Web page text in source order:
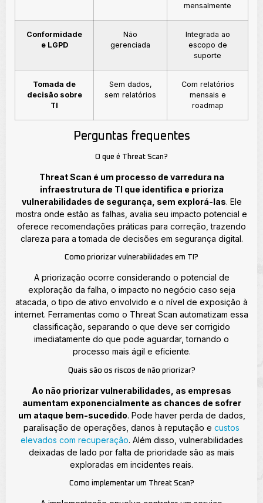
mensalmente
Conformidade
e LGPD
Não
gerenciada
Integrada ao
escopo de
suporte
Tomada de
decisão sobre
TI
Sem dados,
sem relatórios
Com relatórios
mensais e
roadmap
Perguntas frequentes
O que é Threat Scan?
Threat Scan é um processo de varredura na
infraestrutura de TI que identifica e prioriza
vulnerabilidades de segurança, sem explorá-las. Ele
mostra onde estão as falhas, avalia seu impacto potencial e
oferece recomendações práticas para correção, trazendo
clareza para a tomada de decisões em segurança digital.
Como priorizar vulnerabilidades em TI?
A priorização ocorre considerando o potencial de
exploração da falha, o impacto no negócio caso seja
atacada, o tipo de ativo envolvido e o nível de exposição à
internet. Ferramentas como o Threat Scan automatizam essa
classificação, separando o que deve ser corrigido
imediatamente do que pode aguardar, tornando o
processo mais ágil e eficiente.
Quais são os riscos de não priorizar?
Ao não priorizar vulnerabilidades, as empresas
aumentam exponencialmente as chances de sofrer
um ataque bem-sucedido. Pode haver perda de dados,
paralisação de operações, danos à reputação e custos
elevados com recuperação. Além disso, vulnerabilidades
deixadas de lado por falta de prioridade são as mais
exploradas em incidentes reais.
Como implementar um Threat Scan?